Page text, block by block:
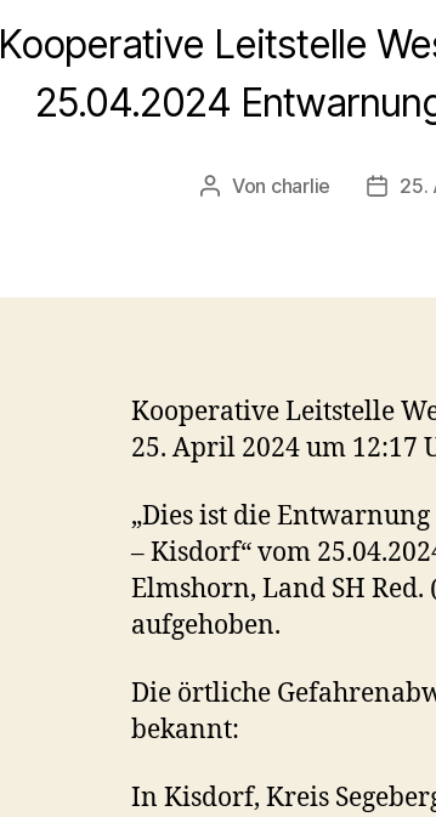
Kooperative Leitstelle
25.04.2024
Beitragsautor
Von charlie 25.
Kooperative Leitstelle
25. April 2024 um 12:17
„Dies ist die
– Kisdorf“ vom
Elmshorn, Land SH Red.
aufgehoben.
Die örtliche
bekannt:
In Kisdorf, Kreis